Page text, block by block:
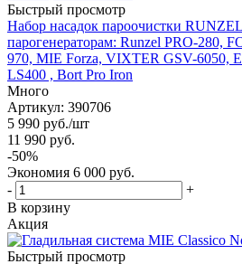
Быстрый просмотр
Набор насадок пароочистки
парогенераторам: Runzel PRO-280,
970, MIE Forza, VIXTER GSV-6050,
LS400 , Bort Pro Iron
Много
Артикул: 390706
5 990 руб./шт
11 990 руб.
-50%
Экономия 6 000 руб.
-
+
В корзину
Акция
Быстрый просмотр